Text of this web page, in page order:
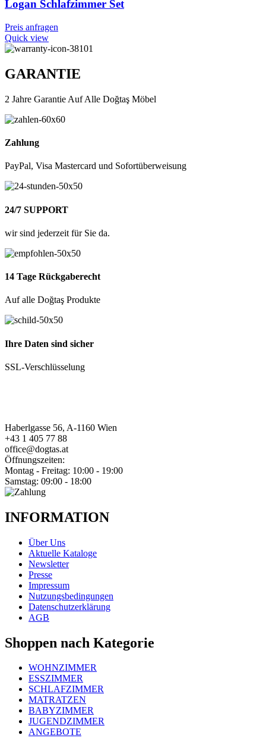
Logan Schlafzimmer Set
Preis anfragen
Quick view
GARANTIE
2 Jahre Garantie Auf Alle Doğtaş Möbel
Zahlung
PayPal, Visa Mastercard und Sofortüberweisung
24/7 SUPPORT
wir sind jederzeit für Sie da.
14 Tage Rückgaberecht
Auf alle Doğtaş Produkte
Ihre Daten sind sicher
SSL-Verschlüsselung
Haberlgasse 56, A-1160 Wien
+43 1 405 77 88
office@dogtas.at
Öffnungszeiten:
Montag - Freitag: 10:00 - 19:00
Samstag: 09:00 - 18:00
INFORMATION
Über Uns
Aktuelle Kataloge
Newsletter
Presse
Impressum
Nutzungsbedingungen
Datenschutzerklärung
AGB
Shoppen nach Kategorie
WOHNZIMMER
ESSZIMMER
SCHLAFZIMMER
MATRATZEN
BABYZIMMER
JUGENDZIMMER
ANGEBOTE